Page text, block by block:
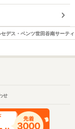
セデス・ベンツ世田谷南サーテ
せ